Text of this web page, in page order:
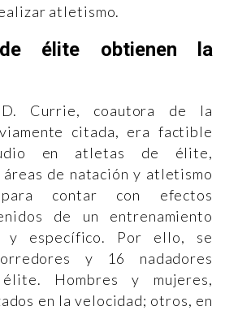
atletismo.
élite obtienen la
Currie, coautora de la
citada, era factible
en atletas de élite,
de natación y atletismo
contar con efectos
de un entrenamiento
y específico. Por ello, se
y 16 nadadores
Hombres y mujeres,
en la velocidad; otros, en